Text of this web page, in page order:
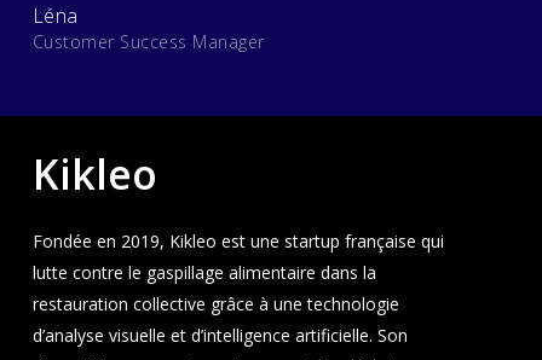
Léna
Customer Success Manager
Kikleo
Fondée en 2019, Kikleo est une startup française qui
lutte contre le gaspillage alimentaire dans la
restauration collective grâce à une technologie
d’analyse visuelle et d’intelligence artificielle. Son